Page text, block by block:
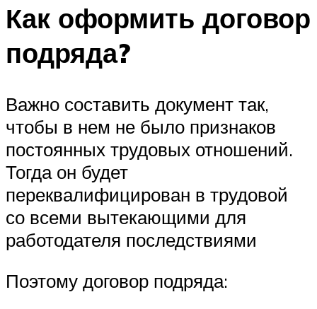
Как оформить договор
подряда?
Важно составить документ так,
чтобы в нем не было признаков
постоянных трудовых отношений.
Тогда он будет
переквалифицирован в трудовой
со всеми вытекающими для
работодателя последствиями
Поэтому договор подряда: